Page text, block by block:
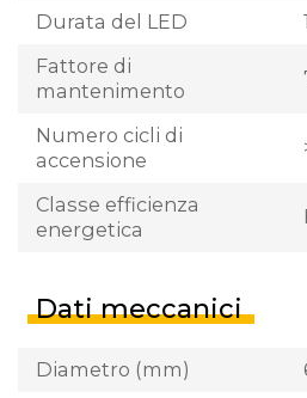
Durata del LED
Fattore di
mantenimento
Numero cicli di
accensione
Classe efficienza
energetica
Dati meccanici
Diametro (mm)